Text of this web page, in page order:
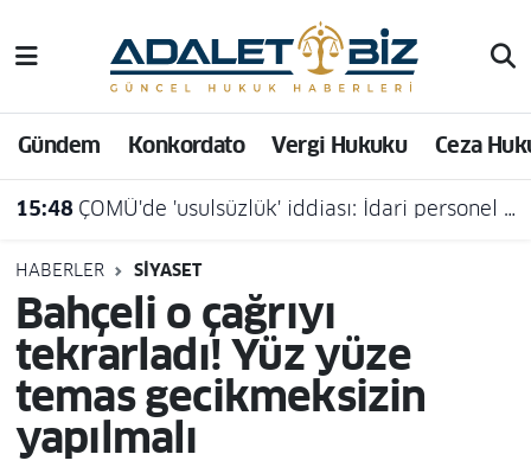
Gündem Konkordato Vergi Hukuku Ceza
15:48 ÇOMÜ'de 'usulsüzlük' iddiası: İdari personel açığa alındı
HABERLER SIYASET
Bahçeli o çağrıyı
tekrarladı! Yüz yüze
temas gecikmeksizin
yapılmalı
Hava Durumu
Trafik Durumu
Süper Lig Puan Durumu ve Fikstür
Tüm Manşetler
Son Dakika Haberleri
Haber Arşivi